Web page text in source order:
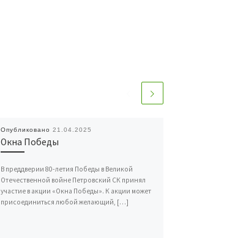
Опубликовано 21.04.2025
Окна Победы
В преддверии 80-летия Победы в Великой
Отечественной войне Петровский СК принял
участие в акции «Окна Победы». К акции может
присоединиться любой желающий, […]